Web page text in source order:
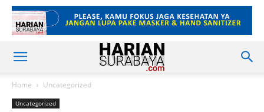
Home Uncategorized
Uncategorized